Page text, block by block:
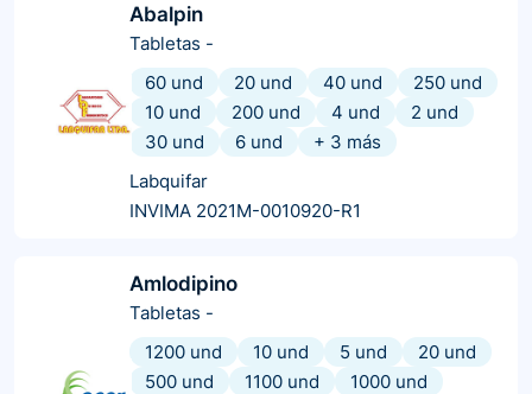
Abalpin
Tabletas -
60 und
20 und 40 und
250 und
10 und
200 und 4 und
2 und
30 und
6 und + 3 más
Labquifar
INVIMA 2021M-0010920-R1
Amlodipino
Tabletas -
1200 und
10 und 5 und
20 und
500 und
1100 und
1000 und